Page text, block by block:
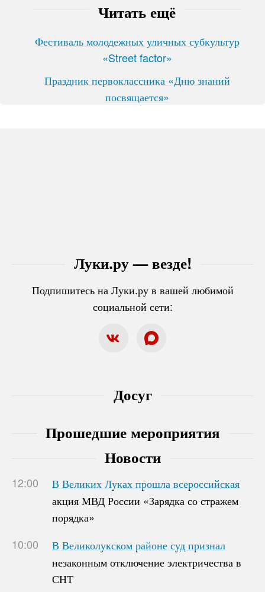
Читать ещё
Фестиваль молодежных уличных субкультур
«Street factor»
Праздник первоклассника «Дню знаний
посвящается»
Луки.ру — везде!
Подпишитесь на Луки.ру в вашей любимой
социальной сети:
Досуг
Прошедшие мероприятия
Новости
12:00
В Великих Луках прошла всероссийская
акция МВД России «Зарядка со стражем
порядка»
В Великих Луках прошла всероссийская
акция МВД России «Зарядка со стражем
порядка»
10:00
В Великолукском районе суд признал
незаконным отключение электричества в
СНТ
В Великолукском районе суд признал
незаконным отключение электричества в
СНТ